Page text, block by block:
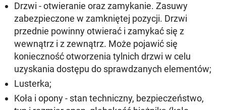
Drzwi - otwieranie oraz zamykanie. Zasuwy
zabezpieczone w zamkniętej pozycji. Drzwi
przednie powinny otwierać i zamykać się z
wewnątrz i z zewnątrz. Może pojawić się
konieczność otworzenia tylnich drzwi w celu
uzyskania dostępu do sprawdzanych elementów;
Lusterka;
Koła i opony - stan techniczny, bezpieczeństwo,